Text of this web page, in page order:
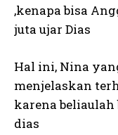
,kenapa bisa
juta ujar Dias
Hal ini, Nina
menjelaskan
karena
dias